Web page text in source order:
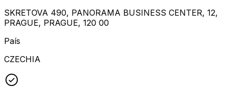
SKRETOVA 490, PANORAMA BUSINESS CENTER, 12,
PRAGUE, PRAGUE, 120 00
País
CZECHIA